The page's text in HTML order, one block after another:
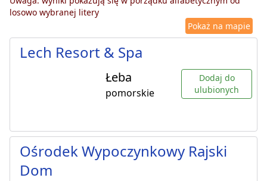
losowo wybranej litery
Pokaż na mapie
Lech Resort & Spa
Łeba
pomorskie
Dodaj do
ulubionych
Ośrodek Wypoczynkowy Rajski
Dom